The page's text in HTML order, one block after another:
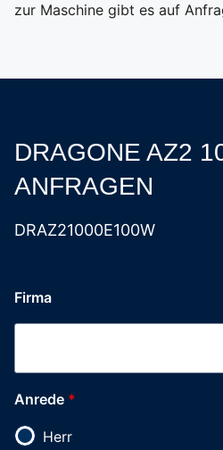
zur Maschine gibt es auf
DRAGONE AZ2
ANFRAGEN
DRAZ21000E100W
Firma
Anrede *
Herr